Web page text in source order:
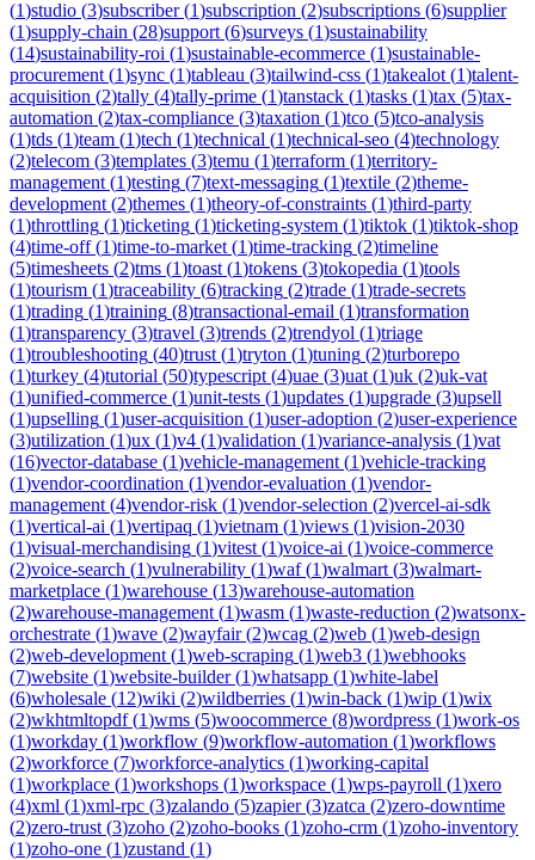
(1)studio (3)subscriber(1)subscription (2)subscriptions (6)supplier
(1)supply-chain (28)support (6)surveys (1)sustainability
(14)sustainability-roi (1)sustainable-ecommerce (1)sustainable-
procurement (1)sync (1)tableau (3)tailwind-css (1)takealot (1)talent-
acquisition (2)tally (4)tally-prime (1)tanstack (1)tasks (1)tax (5)tax-
automation (2)tax-compliance (3)taxation (1)tco (5)tco-analysis
(1)tds (1)team (1)tech (1)technical (1)technical-seo (4)technology
(2)telecom (3)templates (3)temu (1)terraform (1)territory-
management (1)testing (7)text-messaging (1)textile (2)theme-
development (2)themes (1)theory-of-constraints (1)third-party
(1)throttling (1)ticketing (1)ticketing-system (1)tiktok (1)tiktok-shop
(4)time-off(1)time-to-market (1)time-tracking (2)timeline
(5)timesheets (2)tms (1)toast (1)tokens (3)tokopedia (1)tools
(1)tourism (1)traceability (6)tracking (2)trade (1)trade-secrets
(1)trading (1)training (8)transactional-email (1)transformation
(1)transparency (3)travel (3)trends (2)trendyol (1)triage
(1)troubleshooting (40)trust (1)tryton (1)tuning (2)turborepo
(1)turkey (4)tutorial (50)typescript (4)uae (3)uat (1)uk (2)uk-vat
(1)unified-commerce (1)unit-tests (1)updates (1)upgrade (3)upsell
(1)upselling (1)user-acquisition (1)user-adoption (2)user-experience
(3)utilization (1)ux (1)v4 (1)validation (1)variance-analysis (1)vat
(16)vector-database (1)vehicle-management (1)vehicle-tracking
(1)vendor-coordination (1)vendor-evaluation (1)vendor-
management (4)vendor-risk (1)vendor-selection (2)vercel-ai-sdk
(1)vertical-ai (1)vertipaq (1)vietnam (1)views (1)vision-2030
(1)visual-merchandising (1)vitest (1)voice-ai (1)voice-commerce
(2)voice-search (1)vulnerability (1)waf(1)walmart (3)walmart-
marketplace (1)warehouse (13)warehouse-automation
(2)warehouse-management (1)wasm (1)waste-reduction (2)watsonx-
orchestrate (1)wave (2)wayfair(2)wcag (2)web (1)web-design
(2)web-development (1)web-scraping (1)web3 (1)webhooks
(7)website (1)website-builder(1)whatsapp (1)white-label
(6)wholesale (12)wiki (2)wildberries (1)win-back (1)wip (1)wix
(2)wkhtmltopdf(1)wms (5)woocommerce (8)wordpress (1)work-os
(1)workday (1)workflow (9)workflow-automation (1)workflows
(2)workforce (7)workforce-analytics (1)working-capital
(1)workplace (1)workshops (1)workspace (1)wps-payroll (1)xero
(4)xml (1)xml-rpc (3)zalando (5)zapier(3)zatca (2)zero-downtime
(2)zero-trust (3)zoho (2)zoho-books (1)zoho-crm (1)zoho-inventory
(1)zoho-one (1)zustand (1)